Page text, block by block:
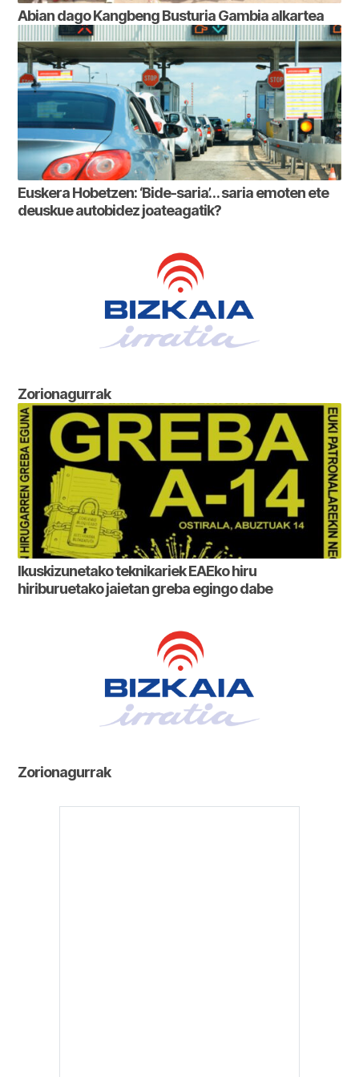
Abian dago Kangbeng Busturia Gambia alkartea
Euskera Hobetzen: ‘Bide-saria’… saria emoten ete
deuskue autobidez joateagatik?
Zorionagurrak
Ikuskizunetako teknikariek EAEko hiru
hiriburuetako jaietan greba egingo dabe
Zorionagurrak